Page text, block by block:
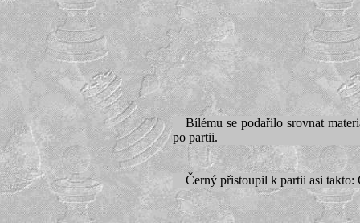
Bílému se podařilo srovnat
po partii.
Černý přistoupil k partii asi takto: